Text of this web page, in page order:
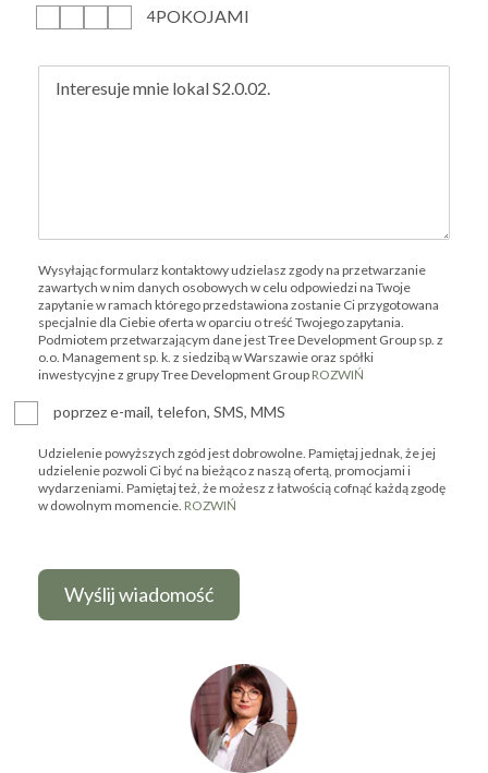
4POKOJAMI
Wysyłając formularz kontaktowy udzielasz zgody na przetwarzanie
zawartych w nim danych osobowych w celu odpowiedzi na Twoje
zapytanie w ramach którego przedstawiona zostanie Ci przygotowana
specjalnie dla Ciebie oferta w oparciu o treść Twojego zapytania.
Podmiotem przetwarzającym dane jest Tree Development Group sp. z
o.o. Management sp. k. z siedzibą w Warszawie oraz spółki
inwestycyjne z grupy Tree Development Group ROZWIŃ
poprzez e-mail, telefon, SMS, MMS
Udzielenie powyższych zgód jest dobrowolne. Pamiętaj jednak, że jej
udzielenie pozwoli Ci być na bieżąco z naszą ofertą, promocjami i
wydarzeniami. Pamiętaj też, że możesz z łatwością cofnąć każdą zgodę
w dowolnym momencie. ROZWIŃ